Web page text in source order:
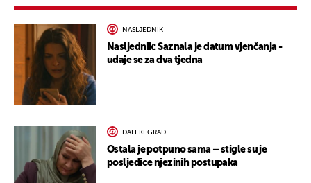
NASLJEDNIK
Nasljednik: Saznala je datum vjenčanja -
udaje se za dva tjedna
DALEKI GRAD
Ostala je potpuno sama – stigle su je
posljedice njezinih postupaka